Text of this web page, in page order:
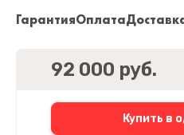
ГарантияОплата
92 000 руб.
Купить в